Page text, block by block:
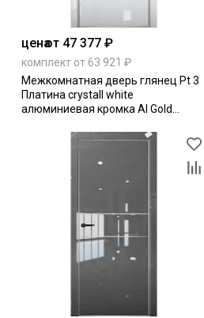
ценаот 47 377 ₽
комплект от 63 921 ₽
Межкомнатная дверь глянец Pt 3
Платина crystall white
алюминиевая кромка Al Gold